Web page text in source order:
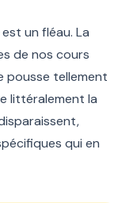
un fléau. La
de nos cours
pousse tellement
littéralement la
qui en